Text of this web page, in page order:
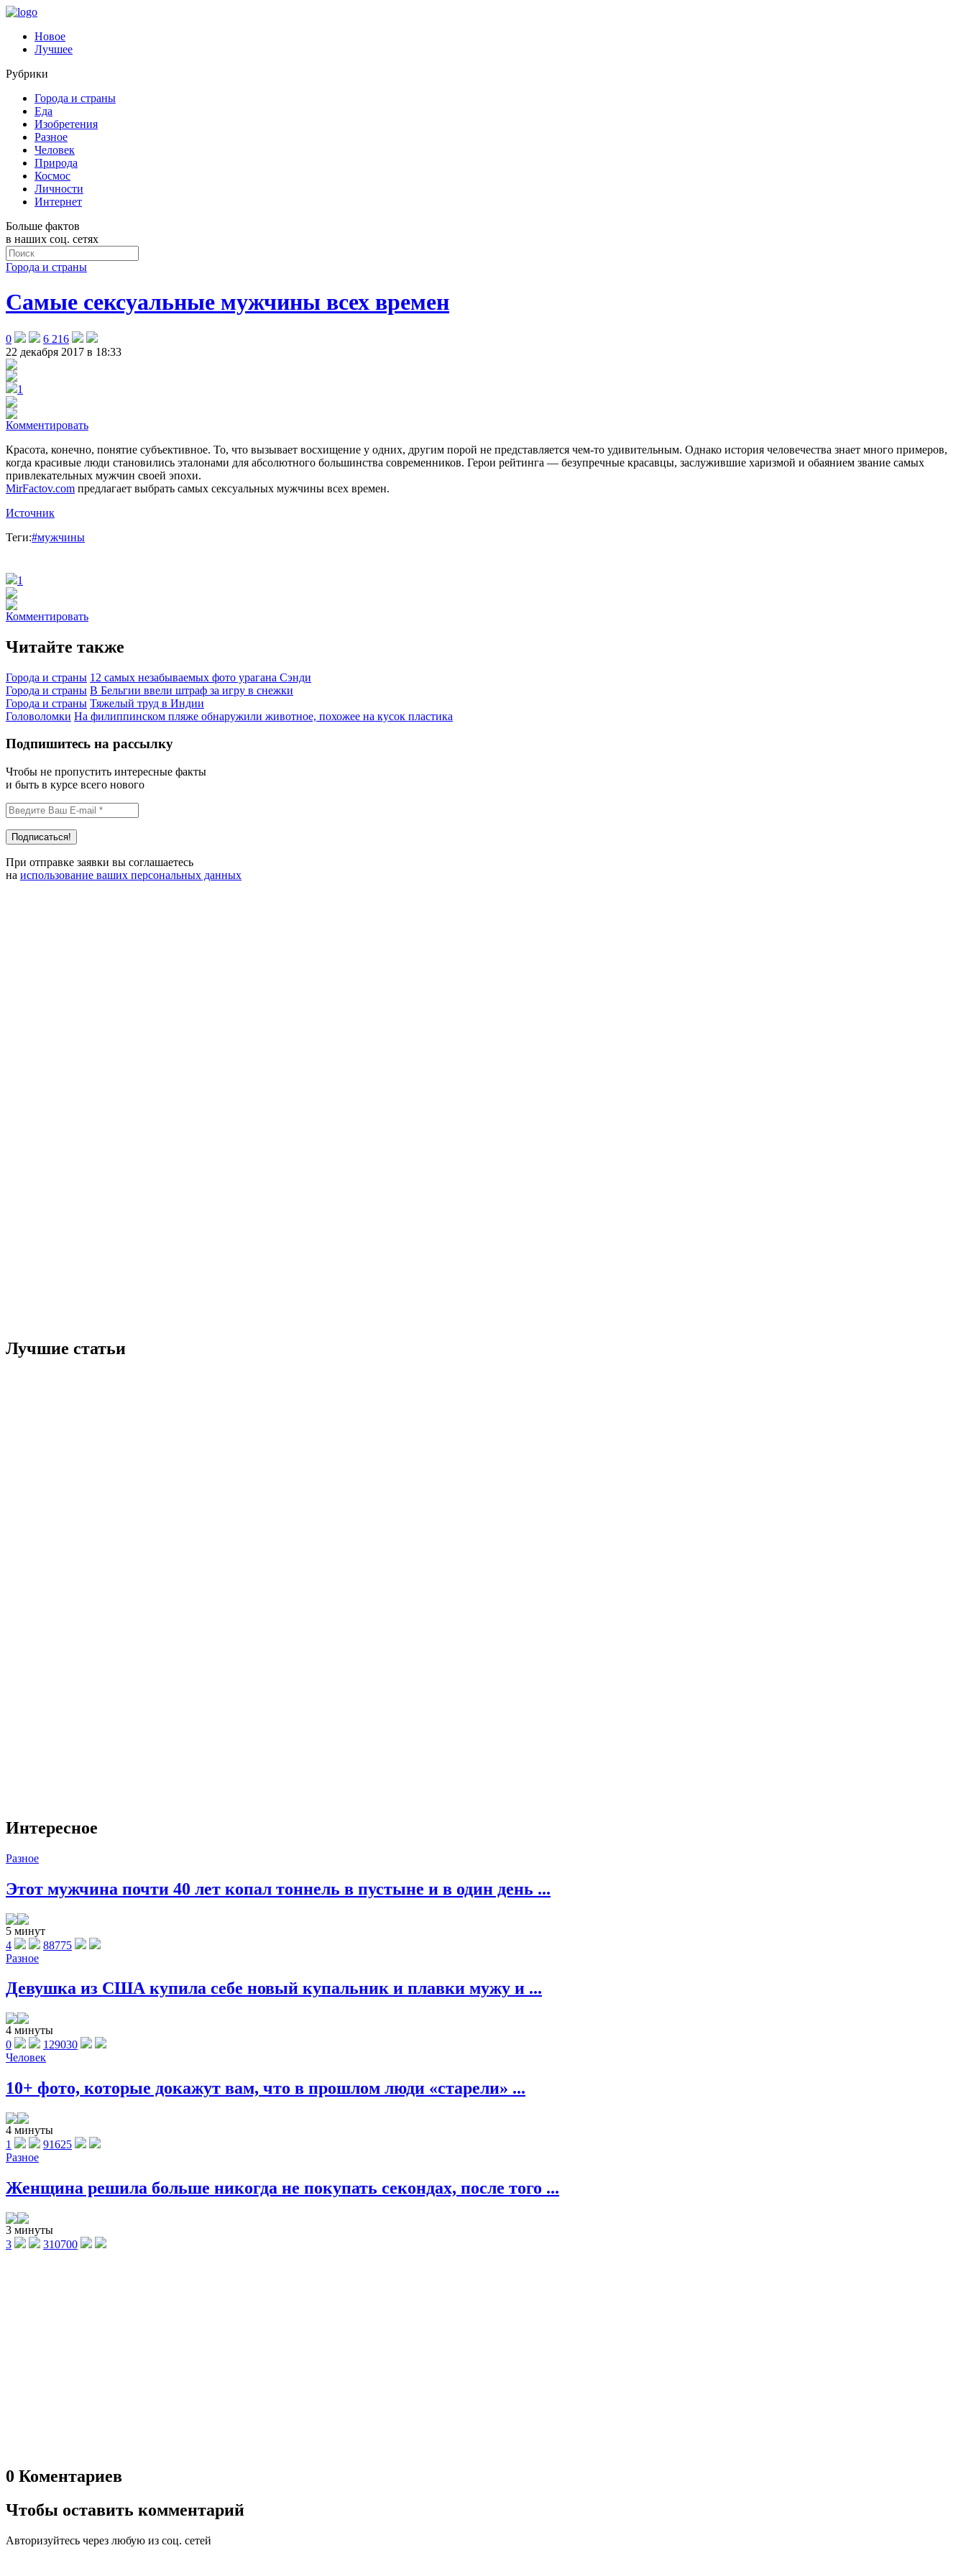
Новое
Лучшее
Рубрики
Города и страны
Еда
Изобретения
Разное
Человек
Природа
Космос
Личности
Интернет
Больше фактов
в наших соц. сетях
Города и страны
Самые сексуальные мужчины всех времен
0
6 216
22 декабря 2017 в 18:33
1
Комментировать
Красота, конечно, понятие субъективное. То, что вызывает восхищение у одних, другим порой не представляется чем-то удивительным. Однако история человечества знает много примеров,
когда красивые люди становились эталонами для абсолютного большинства современников. Герои рейтинга — безупречные красавцы, заслужившие харизмой и обаянием звание самых
привлекательных мужчин своей эпохи.
MirFactov.com предлагает выбрать самых сексуальных мужчины всех времен.
Источник
Теги:#мужчины
1
Комментировать
Читайте также
Города и страны 12 самых незабываемых фото урагана Сэнди
Города и страны В Бельгии ввели штраф за игру в снежки
Города и страны Тяжелый труд в Индии
Головоломки На филиппинском пляже обнаружили животное, похожее на кусок пластика
Подпишитесь на рассылку
Чтобы не пропустить интересные факты
и быть в курсе всего нового
При отправке заявки вы соглашаетесь
на использование ваших персональных данных
Лучшие статьи
Интересное
Разное
Этот мужчина почти 40 лет копал тоннель в пустыне и в один день ...
5 минут
4
88775
Разное
Девушка из США купила себе новый купальник и плавки мужу и ...
4 минуты
0
129030
Человек
10+ фото, которые докажут вам, что в прошлом люди «старели» ...
4 минуты
1
91625
Разное
Женщина решила больше никогда не покупать секондах, после того ...
3 минуты
3
310700
0 Коментариев
Чтобы оставить комментарий
Авторизуйтесь через любую из соц. сетей